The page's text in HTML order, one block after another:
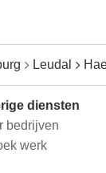
Leudal
diensten
bedrijven
werk